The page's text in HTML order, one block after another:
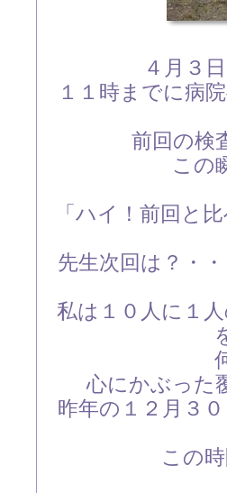
４月３
１１時までに病
前回の検
この
「ハイ！前回と
先生次回は？・
私は１０人に１
心にかぶった
昨年の１２月３
この